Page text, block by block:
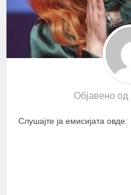
Објавено од
Слушајте ја емисијата овде: